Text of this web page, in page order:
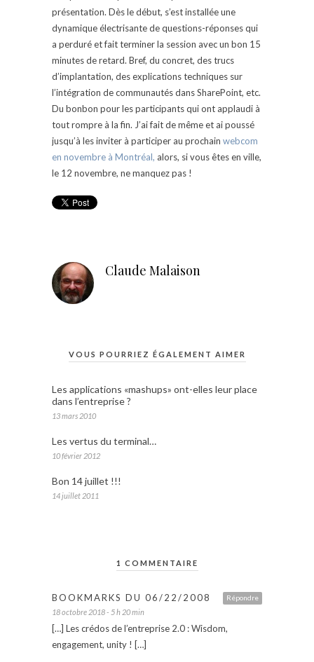
présentation. Dès le début, s’est installée une
dynamique électrisante de questions-réponses qui
a perduré et fait terminer la session avec un bon 15
minutes de retard. Bref, du concret, des trucs
d’implantation, des explications techniques sur
l’intégration de communautés dans SharePoint, etc.
Du bonbon pour les participants qui ont applaudi à
tout rompre à la fin. J’ai fait de même et ai poussé
jusqu’à les inviter à participer au prochain webcom
en novembre à Montréal, alors, si vous êtes en ville,
le 12 novembre, ne manquez pas !
Claude Malaison
VOUS POURRIEZ ÉGALEMENT AIMER
Les applications «mashups» ont-elles leur place
dans l’entreprise ?
13 mars 2010
Les vertus du terminal…
10 février 2012
Bon 14 juillet !!!
14 juillet 2011
1 COMMENTAIRE
Répondre
BOOKMARKS DU 06/22/2008
18 octobre 2018 - 5 h 20 min
[…] Les crédos de l’entreprise 2.0 : Wisdom,
engagement, unity ! […]